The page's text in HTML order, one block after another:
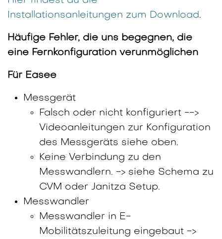
Installationsanleitungen zum Download.
Häufige Fehler, die uns begegnen, die
eine Fernkonfiguration verunmöglichen
Für Easee
Messgerät
Falsch oder nicht konfiguriert -->
Videoanleitungen zur Konfiguration
des Messgeräts siehe oben.
Keine Verbindung zu den
Messwandlern. -> siehe Schema zu
CVM oder Janitza Setup.
Messwandler
Messwandler in E-
Mobilitätszuleitung eingebaut ->